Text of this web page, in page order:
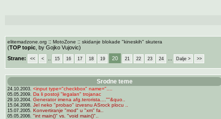
elitemadzone.org :: MotoZone :: skidanje blokade "kineskih" skutera
(TOP topic , by Gojko Vujovic)
Strane:
<< < 15 16 17 18 19 20 21 22 23 24 Dalje > >>
Srodne teme
24.10.2003. <input type="checkbox" name="....
05.05.2009. Da li postoji "legalan" trojanac
29.10.2004. Generator imena afg.terorista....""&quo..
15.04.2008. Jel neko "probao" izvesnu ASrock plocu ..
15.07.2005. Konvertiranje "mod" u "xm" fa..
05.05.2006. "int main()" vs. "void main()"..